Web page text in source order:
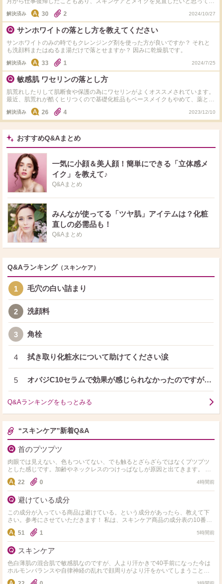
ク/色付き下地、眉のみ 薄肌のためファンデーションはあまり使いたくありま
せん。みなさんならどのようなアイテムを変更、追加しますか？またおすすめ
の商品がありましたらタグ付けしていただけると嬉しいです。
解決済み 30 2 2024/10/27
サンホワイトの落とし方を教えてください
サンホワイトのみの時でもクレンジング剤を使った方が良いですか？ それと
も洗顔料またはぬるま湯だけで落とせますか？ 因みに乾燥肌です。
解決済み 33 1 2024/7/25
敏感肌 ワセリンの落とし方
肌荒れしたりして肌断食や保護の為にワセリンがよくオススメされています。
最近、肌荒れが酷くヒリつくので基礎化粧品もベースメイクもやめて、薬とワ
セリンだけにしました。昼は日焼け止めもあり。 ただお湯や軽い洗顔石鹸だ
けだとワセリンが落とせません。 付けすぎているわけでもなく、ベタつきも
ありませんが入浴中だけペタペタしますし、数日したら毛穴に角栓が目立ちま
す。 調べても落とし方はオイルクレンジングや、ホットタオルで温めて拭う
など肌に刺激がありそうで...。敏感肌でワセリンを使っている方はどうやって
落としているのでしょうか？ ヘパリンクリームもワセリンなしだと乾燥して
ヒリつくのでワセリンを使わないのも難しそうです。
解決済み 26 4 2023/12/10
おすすめQ&Aまとめ
一気に小顔＆美人顔！簡単にできる「立体感メ
イク」を教えて♪
Q&Aまとめ
みんなが使ってる「ツヤ肌」アイテムは？化粧
直しの必需品も！
Q&Aまとめ
Q&Aランキング （スキンケア）
1 毛穴の白い詰まり
2 洗顔料
3 角栓
4 拭き取り化粧水について助けてください涙
5 オバジC10セラムで効果が感じられなかったのですが…
Q&Aランキングをもっとみる
“スキンケア”新着Q&A
首のプツプツ
肉眼では見えない、色もついてない、でも触るとざらざらではなくプツプツ
とした感じです。加齢やネックレスのつけっぱなしが原因と出てきます。 皮
膚科へ行こうと思っていますが、同じような方、市販ではどの…
22 0 4時間前
避けている成分
この成分が入っている商品は避けている。という成分があったら、教えて下
さい。参考にさせていただきます！ 私は、スキンケア商品の成分表の10番目
以内にアルコール、エタノール、セタノールが入ってい…
51 1 5時間前
スキンケア
色白薄肌の混合肌で敏感肌なのですが、人より汗かきで40手前になった今は
ホルモンバランスや自律神経の乱れで顔周りがより汗をかいてしまうこと
と、毎日のエアコンで内側が乾いている感じがします。同じような…